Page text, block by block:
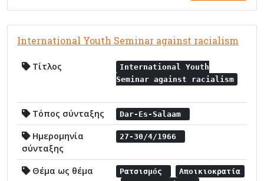
International Youth Seminar against racialism
Τίτλος
International Youth
Seminar against racialism
Τόπος σύνταξης Dar-Es-Salaam
Ημερομηνία
σύνταξης
27-30/4/1966
Θέμα ως θέμα Ρατσισμός
Αποικιοκρατία